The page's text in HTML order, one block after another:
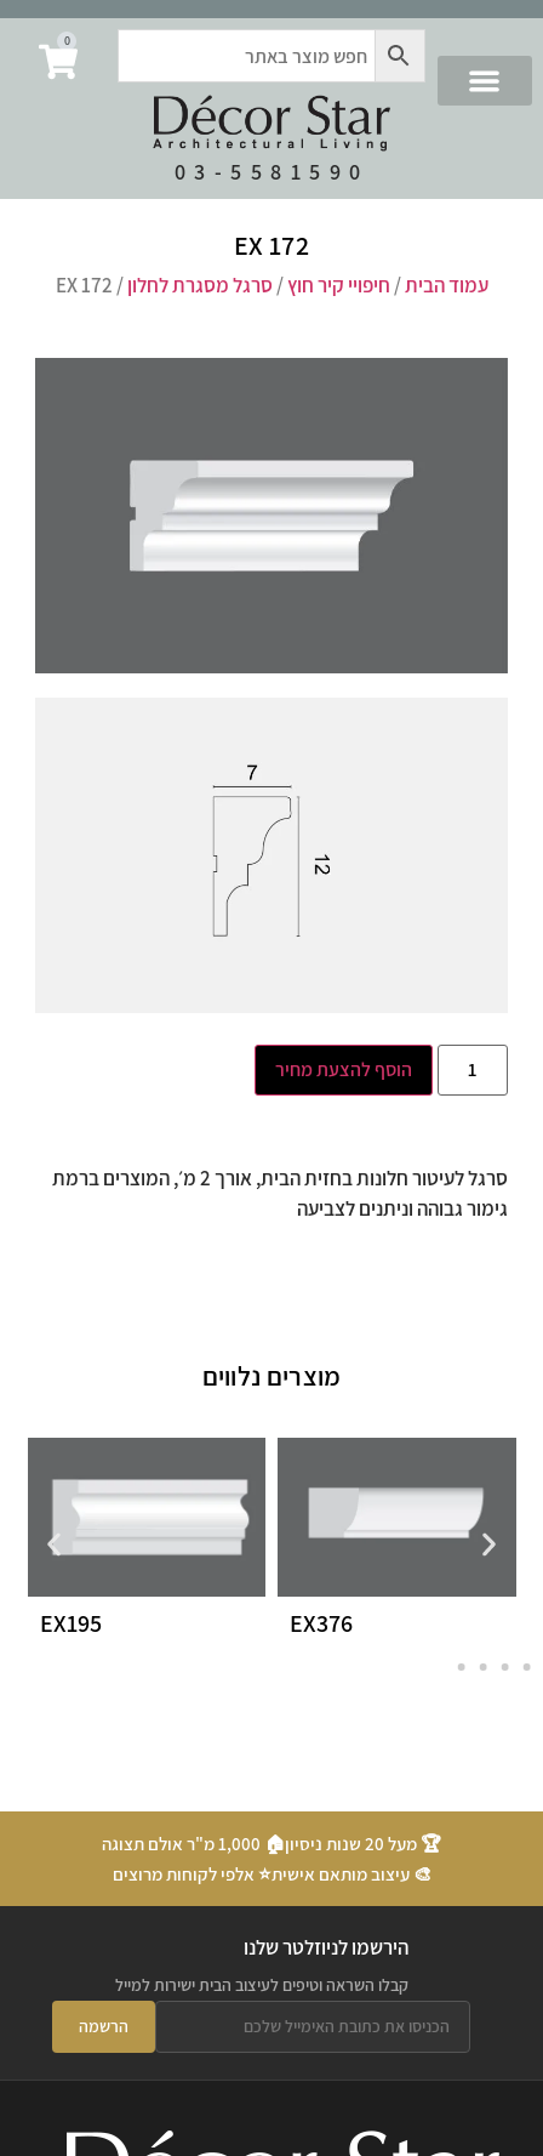
03-5581590
0
EX 172
עמוד הבית/ חיפויי קיר חוץ/ סרגל מסגרת לחלון/ EX 172
הוסף להצעת מחיר
סרגל לעיטור חלונות בחזית הבית, אורך 2 מ׳, המוצרים ברמת
גימור גבוהה וניתנים לצביעה
מוצרים נלווים
EX376
EX195
🏆 מעל 20 שנות ניסיון
🏠 1,000 מ"ר אולם תצוגה
🎨 עיצוב מותאם אישית⭐ אלפי לקוחות מרוצים
הירשמו לניוזלטר שלנו
קבלו השראה וטיפים לעיצוב הבית ישירות למייל
הרשמה